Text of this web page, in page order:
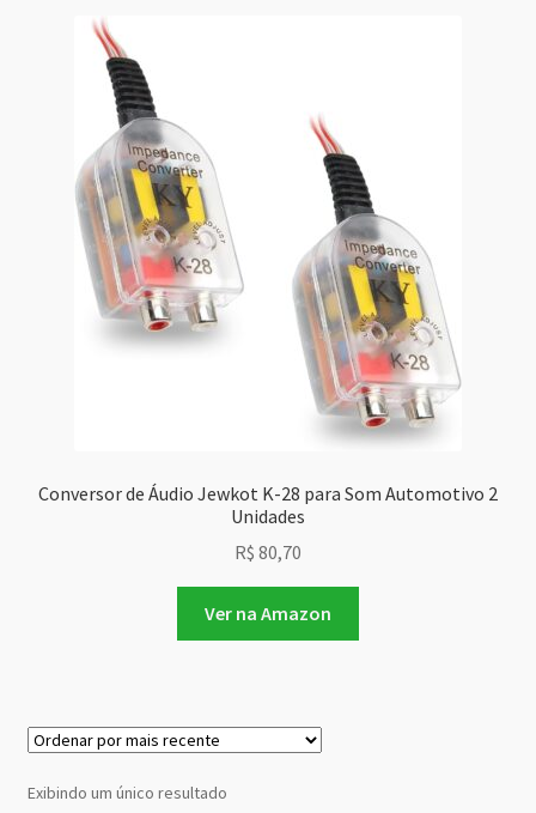
Conversor de Áudio Jewkot K-28 para Som Automotivo 2
Unidades
R$ 80,70
Ver na Amazon
Exibindo um único resultado